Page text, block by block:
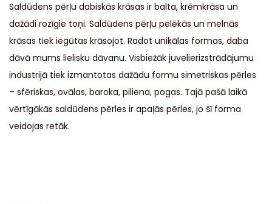
Saldūdens pērļu dabiskās krāsas ir balta, krēmkrāsa un
dažādi rozīgie toņi. Saldūdens pērļu pelēkās un melnās
krāsas tiek iegūtas krāsojot. Radot unikālas formas, daba
dāvā mums lielisku dāvanu. Visbiežāk juvelierizstrādājumu
industrijā tiek izmantotas dažādu formu simetriskas pērles
– sfēriskas, ovālas, baroka, piliena, pogas. Tajā pašā laikā
vērtīgākās saldūdens pērles ir apaļās pērles, jo šī forma
veidojas retāk.